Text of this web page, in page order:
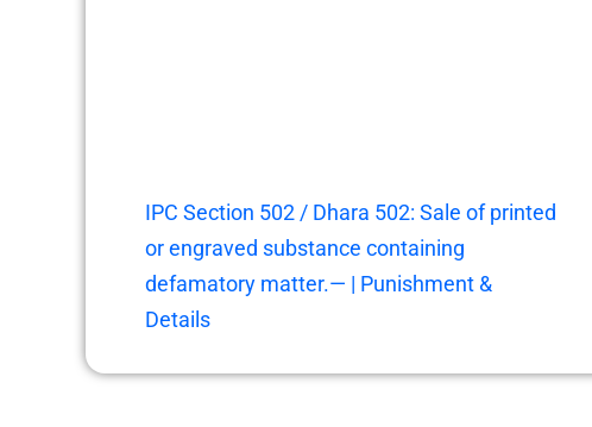
IPC Section 502 / Dhara 502: Sale of printed
or engraved substance containing
defamatory matter.— | Punishment &
Details